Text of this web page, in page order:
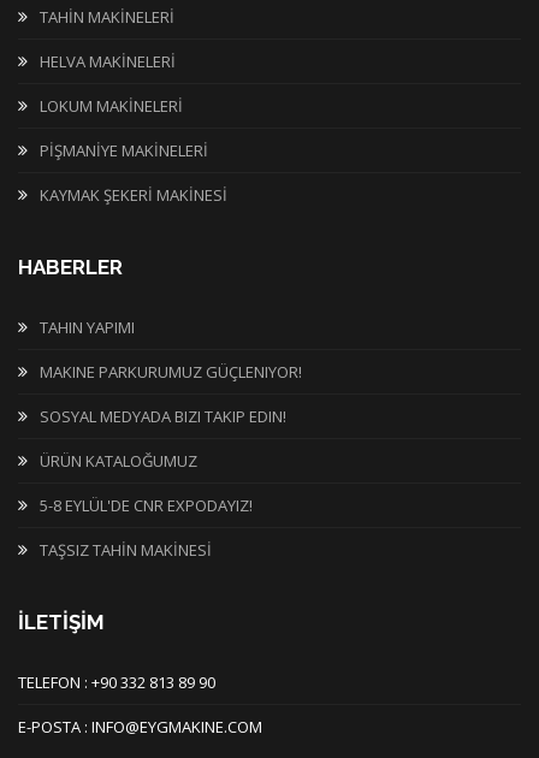
TAHİN MAKİNELERİ
HELVA MAKİNELERİ
LOKUM MAKİNELERİ
PİŞMANİYE MAKİNELERİ
KAYMAK ŞEKERİ MAKİNESİ
HABERLER
TAHIN YAPIMI
MAKINE PARKURUMUZ GÜÇLENIYOR!
SOSYAL MEDYADA BIZI TAKIP EDIN!
ÜRÜN KATALOĞUMUZ
5-8 EYLÜL'DE CNR EXPODAYIZ!
TAŞSIZ TAHİN MAKİNESİ
İLETİŞİM
TELEFON : +90 332 813 89 90
E-POSTA : INFO@EYGMAKINE.COM